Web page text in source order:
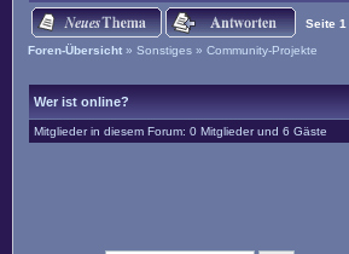
Seite 1
Foren-Übersicht » Sonstiges » Community-Projekte
Wer ist online?
Mitglieder in diesem Forum: 0 Mitglieder und 6 Gäste